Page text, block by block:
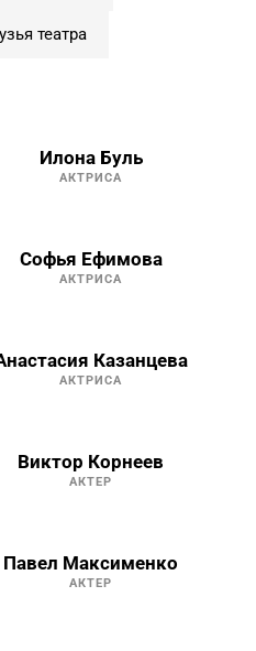
театра
Илона Буль
АКТРИСА
Софья Ефимова
АКТРИСА
Казанцева
АКТРИСА
Виктор Корнеев
АКТЕР
Павел Максименко
АКТЕР